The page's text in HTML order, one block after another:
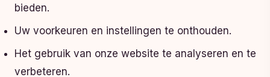
bieden.
Uw voorkeuren en instellingen te onthouden.
Het gebruik van onze website te analyseren en te
verbeteren.